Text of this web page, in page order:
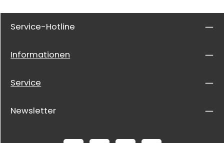
Service-Hotline
Informationen
Service
Newsletter